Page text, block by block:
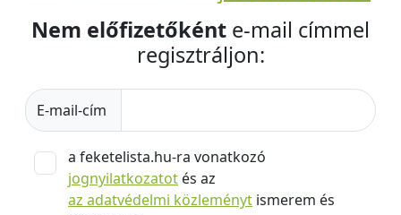
Nem előfizetőként e-mail címmel
regisztráljon:
E-mail-cím
a feketelista.hu-ra vonatkozó
jognyilatkozatot és az
az adatvédelmi közleményt ismerem és